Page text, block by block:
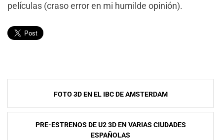
películas (craso error en mi humilde opinión).
Navegación
de
entradas
FOTO 3D EN EL IBC DE AMSTERDAM
PRE-ESTRENOS DE U2 3D EN VARIAS CIUDADES
ESPAÑOLAS